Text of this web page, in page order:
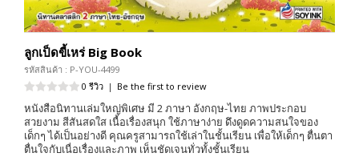
ลูกเป็ดขี้เหร่ Big Book
รหัสสินค้า : P-YOU-4499
0 รีวิว | Be the first to review
หนังสือนิทานเล่มใหญ่พิเศษ มี 2 ภาษา อังกฤษ-ไทย ภาพประกอบ
สวยงาม สีสันสดใส เนื้อเรื่องสนุก ใช้ภาษาง่าย ดึงดูดความสนใจของ
เด็กๆ ได้เป็นอย่างดี คุณครูสามารถใช้เล่าในชั้นเรียน เพื่อให้เด็กๆ ตื่นตา
ตื่นใจกับเนื่อเรื่องและภาพ เห็นชัดเจนทั่วทั้งชั้นเรียน